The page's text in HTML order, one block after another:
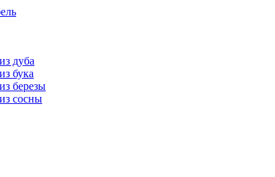
дуба
бука
березы
сосны